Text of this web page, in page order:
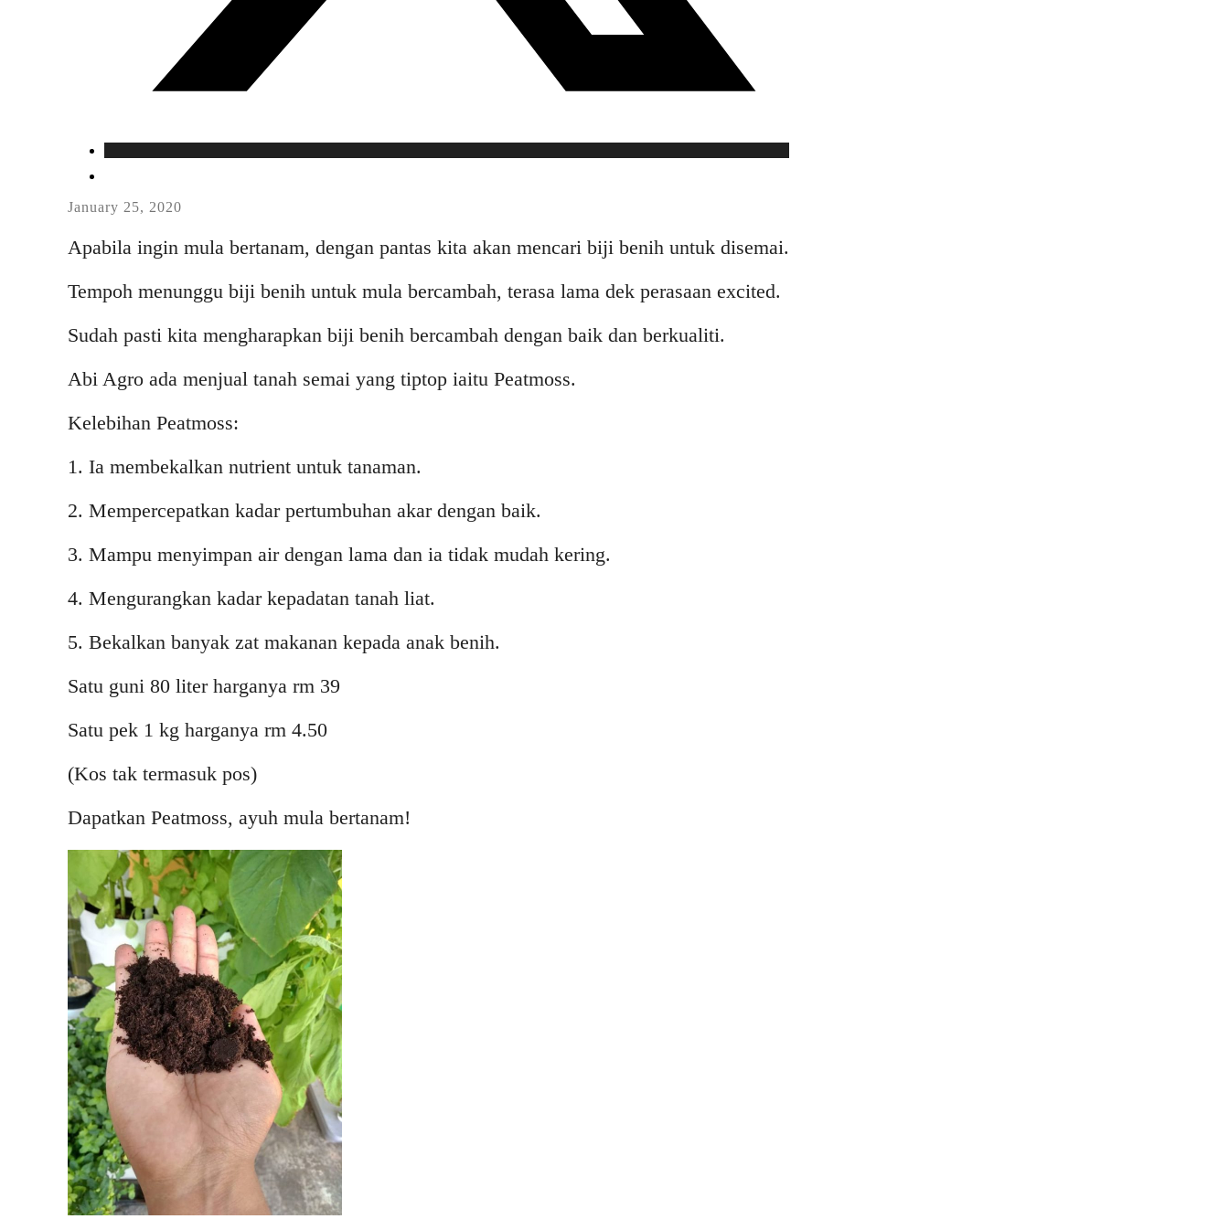
January 25, 2020
Apabila ingin mula bertanam, dengan pantas kita akan mencari biji benih untuk disemai.
Tempoh menunggu biji benih untuk mula bercambah, terasa lama dek perasaan excited.
Sudah pasti kita mengharapkan biji benih bercambah dengan baik dan berkualiti.
Abi Agro ada menjual tanah semai yang tiptop iaitu Peatmoss.
Kelebihan Peatmoss:
1. Ia membekalkan nutrient untuk tanaman.
2. Mempercepatkan kadar pertumbuhan akar dengan baik.
3. Mampu menyimpan air dengan lama dan ia tidak mudah kering.
4. Mengurangkan kadar kepadatan tanah liat.
5. Bekalkan banyak zat makanan kepada anak benih.
Satu guni 80 liter harganya rm 39
Satu pek 1 kg harganya rm 4.50
(Kos tak termasuk pos)
Dapatkan Peatmoss, ayuh mula bertanam!